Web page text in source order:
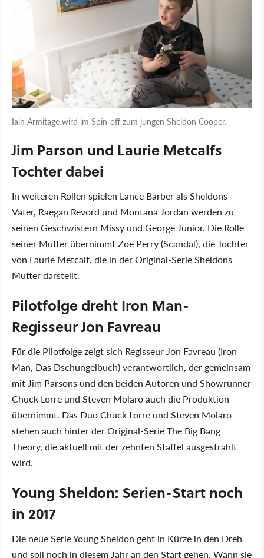
Iain Armitage wird im Spin-off zum jungen Sheldon Cooper.
Jim Parson und Laurie Metcalfs
Tochter dabei
In weiteren Rollen spielen Lance Barber als Sheldons
Vater, Raegan Revord und Montana Jordan werden zu
seinen Geschwistern Missy und George Junior. Die Rolle
seiner Mutter übernimmt Zoe Perry (Scandal), die Tochter
von Laurie Metcalf, die in der Original-Serie Sheldons
Mutter darstellt.
Pilotfolge dreht Iron Man-
Regisseur Jon Favreau
Für die Pilotfolge zeigt sich Regisseur Jon Favreau (Iron
Man, Das Dschungelbuch) verantwortlich, der gemeinsam
mit Jim Parsons und den beiden Autoren und Showrunner
Chuck Lorre und Steven Molaro auch die Produktion
übernimmt. Das Duo Chuck Lorre und Steven Molaro
stehen auch hinter der Original-Serie The Big Bang
Theory, die aktuell mit der zehnten Staffel ausgestrahlt
wird.
Young Sheldon: Serien-Start noch
in 2017
Die neue Serie Young Sheldon geht in Kürze in den Dreh
und soll noch in diesem Jahr an den Start gehen. Wann sie